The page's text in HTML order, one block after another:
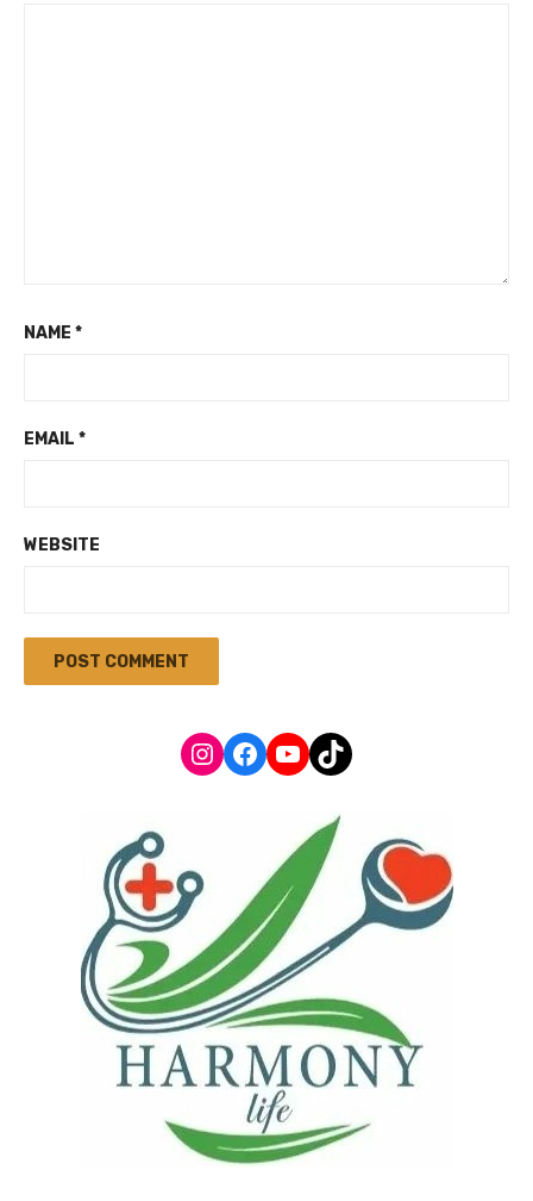
NAME *
EMAIL *
WEBSITE
Instagram
Facebook
YouTube
TikTok